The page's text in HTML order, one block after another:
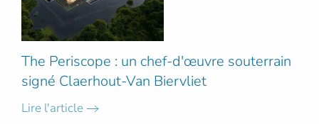
The Periscope : un chef-d'œuvre souterrain
signé Claerhout-Van Biervliet
Lire l'article